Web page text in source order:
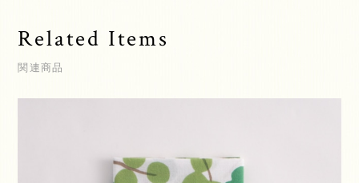
Related Items
関連商品